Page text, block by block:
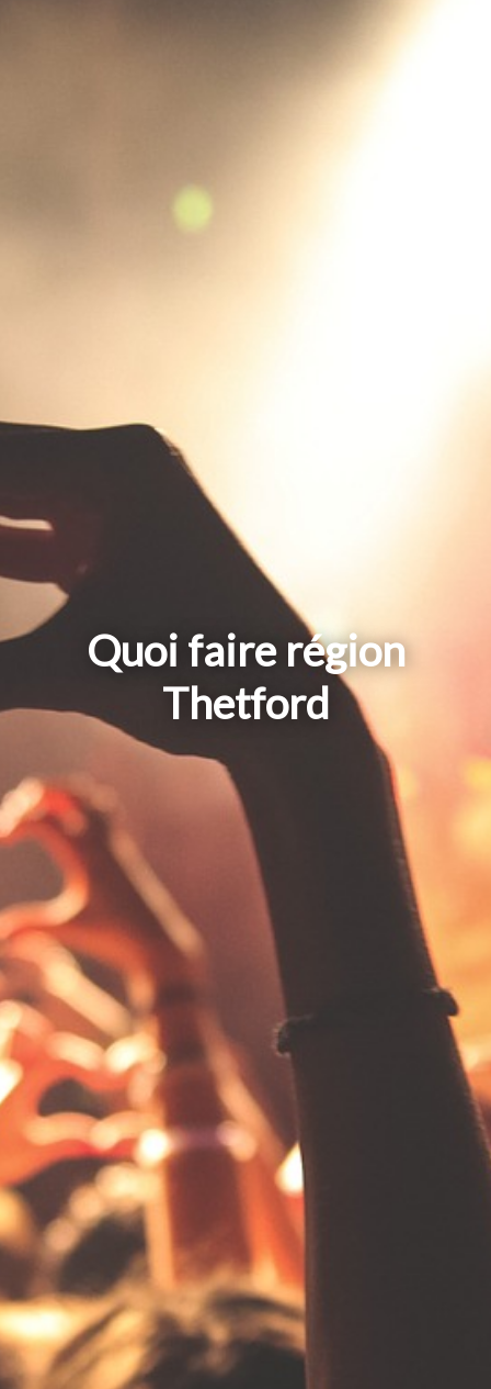
Quoi faire région
Thetford